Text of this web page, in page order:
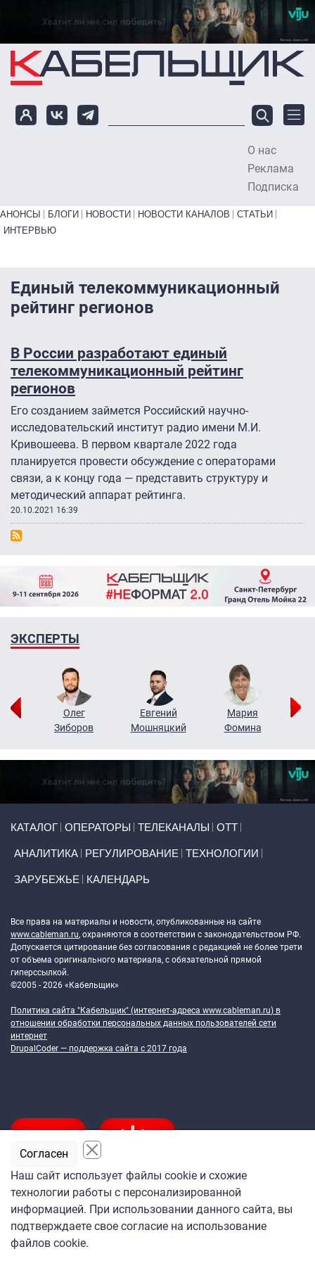
Перейти к основному содержанию
О нас
Реклама
Подписка
Primary links bottom
АНОНСЫ БЛОГИ НОВОСТИ НОВОСТИ КАНАЛОВ
СТАТЬИ
ИНТЕРВЬЮ
Единый телекоммуникационный
рейтинг регионов
В России разработают единый
телекоммуникационный рейтинг
регионов
Его созданием займется Российский научно-
исследовательский институт радио имени М.И.
Кривошеева. В первом квартале 2022 года
планируется провести обсуждение с операторами
связи, а к концу года — представить структуру и
методический аппарат рейтинга.
20.10.2021 16:39
ЭКСПЕРТЫ
Олег
Зиборов
Евгений
Мошняцкий
Мария
Фомина
КАТАЛОГ ОПЕРАТОРЫ ТЕЛЕКАНАЛЫ ОТТ
АНАЛИТИКА РЕГУЛИРОВАНИЕ ТЕХНОЛОГИИ
ЗАРУБЕЖЬЕ КАЛЕНДАРЬ
Все права на материалы и новости, опубликованные на сайте
www.cableman.ru, охраняются в соответствии с законодательством РФ.
Допускается цитирование без согласования с редакцией не более трети
от объема оригинального материала, с обязательной прямой
гиперссылкой.
©2005 - 2026 «Кабельщик»
Политика сайта "Кабельщик" (интернет-адреса www.cableman.ru) в
отношении обработки персональных данных пользователей сети
интернет
DrupalCoder — поддержка сайта c 2017 года
Подпишитесь
на ежедневную рассылку
«Кабельщика»
Наш сайт использует файлы cookie и схожие
технологии работы с персонализированной
информацией. При использовании данного сайта, вы
подтверждаете свое согласие на использование
файлов cookie.
Согласен